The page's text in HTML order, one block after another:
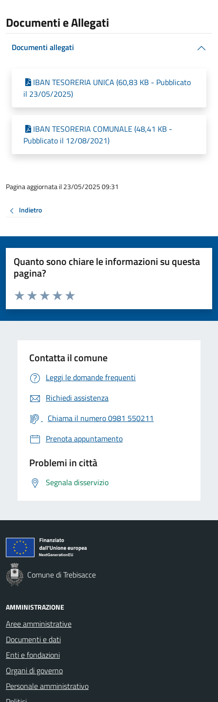
Documenti e Allegati
Documenti allegati
IBAN TESORERIA UNICA (60,83 KB - Pubblicato
il 23/05/2025)
IBAN TESORERIA COMUNALE (48,41 KB -
Pubblicato il 12/08/2021)
Pagina aggiornata il 23/05/2025 09:31
Indietro
Quanto sono chiare le informazioni su questa
pagina?
Valuta da 1 a 5 stelle la pagina
Valuta 5 stelle su 5
Valuta 4 stelle su 5
Valuta 3 stelle su 5
Valuta 2 stelle su 5
Valuta 1 stelle su 5
Contatta il comune
Leggi le domande frequenti
Richiedi assistenza
Chiama il numero 0981 550211
Prenota appuntamento
Problemi in città
Segnala disservizio
Comune di Trebisacce
AMMINISTRAZIONE
Aree amministrative
Documenti e dati
Enti e fondazioni
Organi di governo
Personale amministrativo